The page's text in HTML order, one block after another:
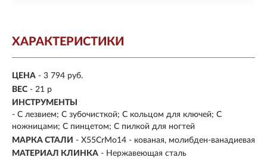
ХАРАКТЕРИСТИКИ
ЦЕНА - 3 794 руб.
ВЕС - 21 р
ИНСТРУМЕНТЫ
- С лезвием; С зубочисткой; С кольцом для ключей; С
ножницами; С пинцетом; С пилкой для ногтей
МАРКА СТАЛИ - X55CrMo14 - кованая, молибден-ванадиевая
МАТЕРИАЛ КЛИНКА - Нержавеющая сталь